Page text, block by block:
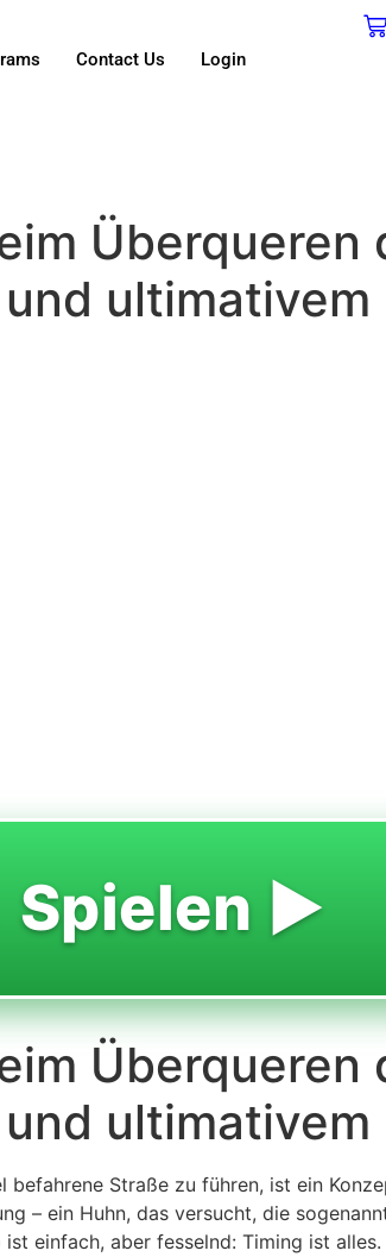
Contact Us Login
Überqueren
ultimativem
Spielen ▶️
Überqueren
ultimativem
Straße zu führen, ist ein
– ein Huhn, das versucht, die
einfach, aber fesselnd: Timing ist